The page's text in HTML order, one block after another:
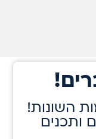
!עקבו אחרינו בפלטפורמות השונות
ותכנים